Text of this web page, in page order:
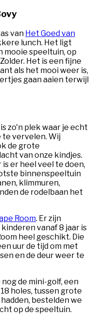
van Het Goed van
lunch. Het ligt
mooie speeltuin, op
Het is een fijne
als het mooi weer is,
gaan aaien terwijl
zo'n plek waar je echt
te vervelen. Wij
de grote
van onze kindjes.
er heel veel te doen,
binnenspeeltuin
klimmuren,
de rodelbaan het
Room. Er zijn
vanaf 8 jaar is
heel geschikt. Die
uur de tijd om met
en de deur weer te
de mini-golf, een
holes, tussen grote
bestelden we
op de speeltuin.